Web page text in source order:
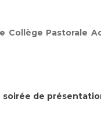
Collège Pastorale
de